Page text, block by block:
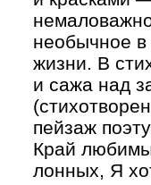
необычное
жизни. В
и сажа над
пейзаж
Край
лонных, Я